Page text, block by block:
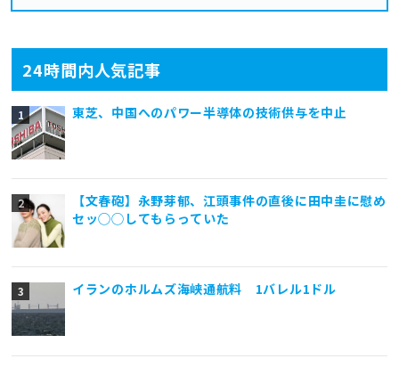
24時間内人気記事
東芝、中国へのパワー半導体の技術供与を中止
【文春砲】永野芽郁、江頭事件の直後に田中圭に慰め
セッ◯◯してもらっていた
イランのホルムズ海峡通航料 1バレル1ドル